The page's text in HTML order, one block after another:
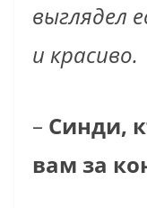
выглядел
и красиво.
– Синди,
вам за